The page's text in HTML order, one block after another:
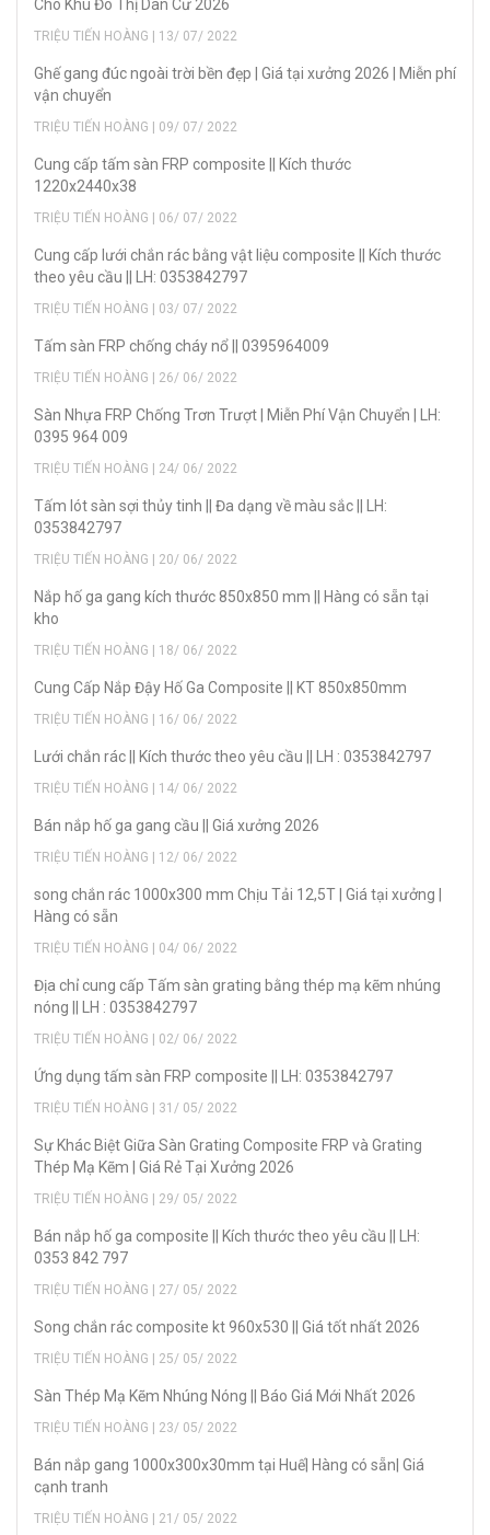
Cho Khu Đô Thị Dân Cư 2026
TRIỆU TIẾN HOÀNG | 13/ 07/ 2022
Ghế gang đúc ngoài trời bền đẹp | Giá tại xưởng 2026 | Miễn phí
vận chuyển
TRIỆU TIẾN HOÀNG | 09/ 07/ 2022
Cung cấp tấm sàn FRP composite || Kích thước
1220x2440x38
TRIỆU TIẾN HOÀNG | 06/ 07/ 2022
Cung cấp lưới chắn rác bằng vật liệu composite || Kích thước
theo yêu cầu || LH: 0353842797
TRIỆU TIẾN HOÀNG | 03/ 07/ 2022
Tấm sàn FRP chống cháy nổ || 0395964009
TRIỆU TIẾN HOÀNG | 26/ 06/ 2022
Sàn Nhựa FRP Chống Trơn Trượt | Miễn Phí Vận Chuyển | LH:
0395 964 009
TRIỆU TIẾN HOÀNG | 24/ 06/ 2022
Tấm lót sàn sợi thủy tinh || Đa dạng về màu sắc || LH:
0353842797
TRIỆU TIẾN HOÀNG | 20/ 06/ 2022
Nắp hố ga gang kích thước 850x850 mm || Hàng có sẵn tại
kho
TRIỆU TIẾN HOÀNG | 18/ 06/ 2022
Cung Cấp Nắp Đậy Hố Ga Composite || KT 850x850mm
TRIỆU TIẾN HOÀNG | 16/ 06/ 2022
Lưới chắn rác || Kích thước theo yêu cầu || LH : 0353842797
TRIỆU TIẾN HOÀNG | 14/ 06/ 2022
Bán nắp hố ga gang cầu || Giá xưởng 2026
TRIỆU TIẾN HOÀNG | 12/ 06/ 2022
song chắn rác 1000x300 mm Chịu Tải 12,5T | Giá tại xưởng |
Hàng có sẵn
TRIỆU TIẾN HOÀNG | 04/ 06/ 2022
Địa chỉ cung cấp Tấm sàn grating bằng thép mạ kẽm nhúng
nóng || LH : 0353842797
TRIỆU TIẾN HOÀNG | 02/ 06/ 2022
Ứng dụng tấm sàn FRP composite || LH: 0353842797
TRIỆU TIẾN HOÀNG | 31/ 05/ 2022
Sự Khác Biệt Giữa Sàn Grating Composite FRP và Grating
Thép Mạ Kẽm | Giá Rẻ Tại Xưởng 2026
TRIỆU TIẾN HOÀNG | 29/ 05/ 2022
Bán nắp hố ga composite || Kích thước theo yêu cầu || LH:
0353 842 797
TRIỆU TIẾN HOÀNG | 27/ 05/ 2022
Song chắn rác composite kt 960x530 || Giá tốt nhất 2026
TRIỆU TIẾN HOÀNG | 25/ 05/ 2022
Sàn Thép Mạ Kẽm Nhúng Nóng || Báo Giá Mới Nhất 2026
TRIỆU TIẾN HOÀNG | 23/ 05/ 2022
Bán nắp gang 1000x300x30mm tại Huế| Hàng có sẵn| Giá
cạnh tranh
TRIỆU TIẾN HOÀNG | 21/ 05/ 2022